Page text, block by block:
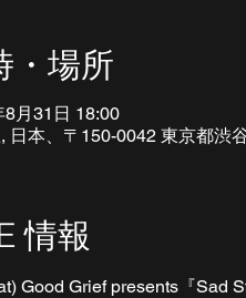
・場所
8月31日 18:00
日本、〒150-0042 東京都渋
情報
Good Grief presents『Sad